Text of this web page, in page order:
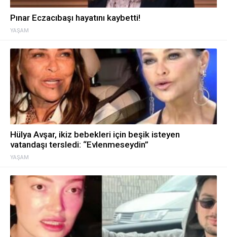
YAŞAM
Pınar Eczacıbaşı hayatını kaybetti!
YAŞAM
Hülya Avşar, ikiz bebekleri için beşik isteyen
vatandaşı tersledi: “Evlenmeseydin”